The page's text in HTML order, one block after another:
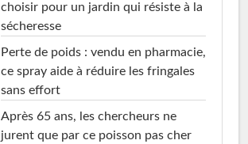
choisir pour un jardin qui résiste à la
sécheresse
Perte de poids : vendu en pharmacie,
ce spray aide à réduire les fringales
sans effort
Après 65 ans, les chercheurs ne
jurent que par ce poisson pas cher